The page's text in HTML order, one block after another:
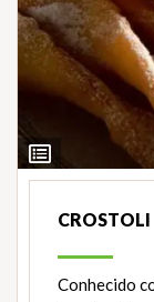
Ver
Ingredientes
CROSTOLI
Conhecido